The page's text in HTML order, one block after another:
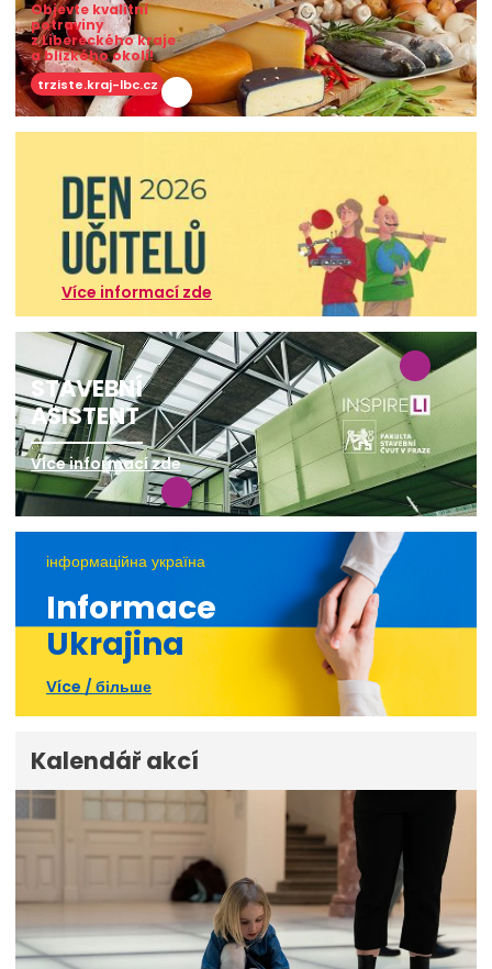
Objevte kvalitní
potraviny
z Libereckého kraje
a blízkého okolí!
trziste.kraj-lbc.cz
Více informací zde
STAVEBNÍ
ASISTENT
Více informací zde
інформаційна україна
Informace
Ukrajina
Více / більше
Kalendář akcí